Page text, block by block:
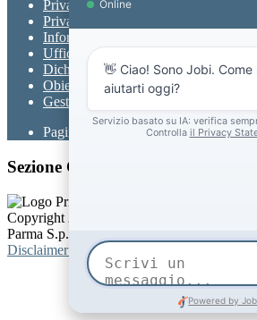
Privacy
Privacy Policy
Informativa Privacy chatbot Jobi
Ufficio Relazioni con il Pubblico
Dichiarazione di accessibilità
Obiettivi di accessibilità
Gestione consensi cookie
Pagina visualizzata152630 volte
Sezione Copyright
Copyright 2026 | Engineered and powered
Parma S.p.A. | Divisione Publishing & New
Disclaimer trattamento dati personali